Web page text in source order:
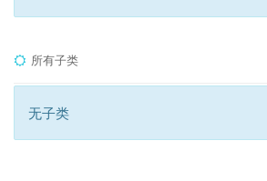
所有子类
无子类